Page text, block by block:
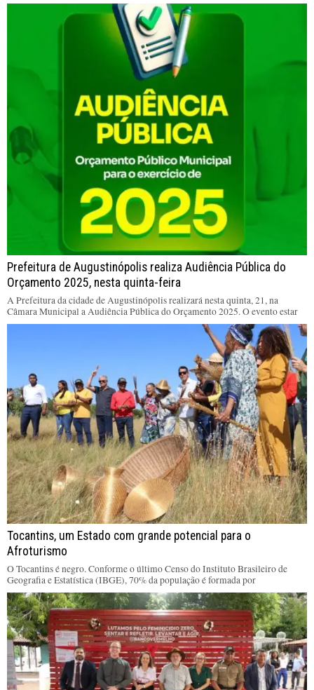
Prefeitura de Augustinópolis realiza Audiência Pública do
Orçamento 2025, nesta quinta-feira
A Prefeitura da cidade de Augustinópolis realizará nesta quinta, 21, na
Câmara Municipal a Audiência Pública do Orçamento 2025. O evento estar
Tocantins, um Estado com grande potencial para o
Afroturismo
O Tocantins é negro. Conforme o último Censo do Instituto Brasileiro de
Geografia e Estatística (IBGE), 70% da população é formada por